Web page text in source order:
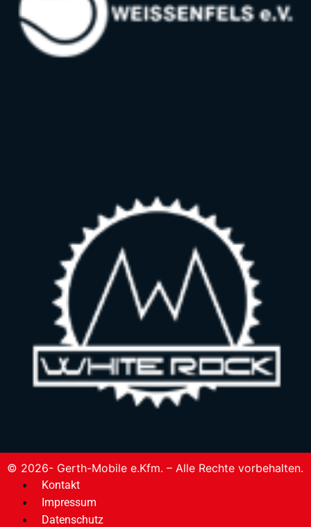
© 2026- Gerth-Mobile e.Kfm. – Alle Rechte vorbehalten.
Kontakt
Impressum
Datenschutz